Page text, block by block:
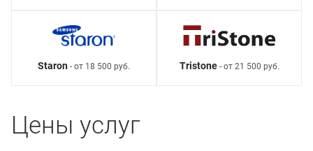
Staron - от 18 500 руб. Tristone- от 21 500 руб.
Цены услуг